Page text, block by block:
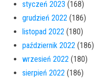
styczeń 2023 (168)
grudzień 2022 (186)
listopad 2022 (180)
październik 2022 (186)
wrzesień 2022 (180)
sierpień 2022 (186)